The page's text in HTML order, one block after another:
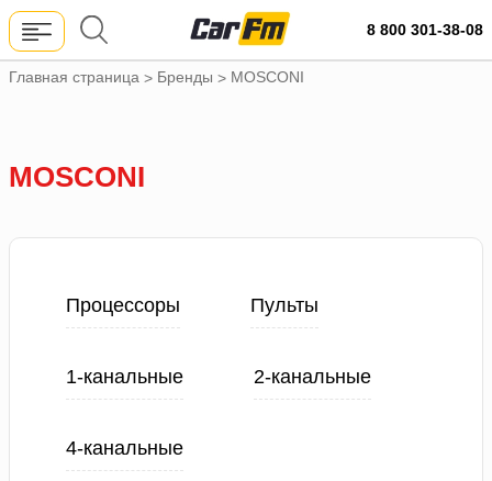
8 800 301-38-08
Главная страница > Бренды > MOSCONI
MOSCONI
Процессоры Пульты
1-канальные 2-канальные
4-канальные